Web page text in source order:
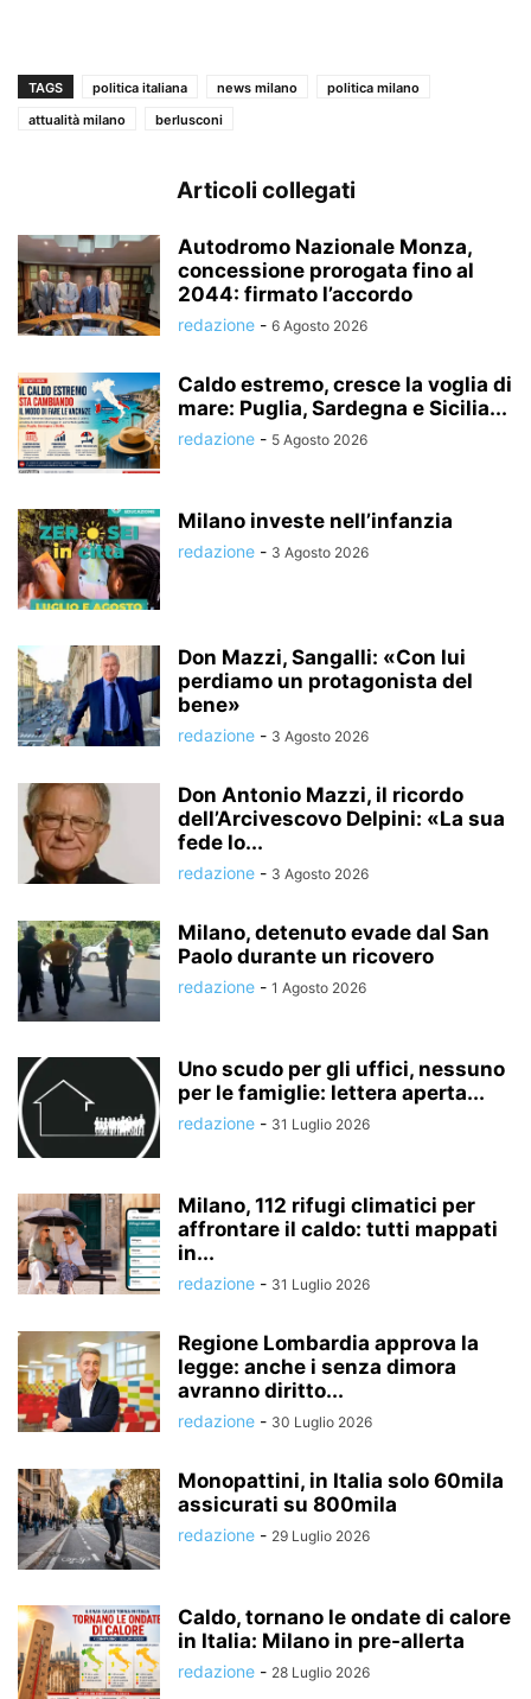
TAGS politica italiana news milano
politica milano
attualità milano
berlusconi
Articoli collegati
Autodromo Nazionale Monza,
concessione prorogata fino al
2044: firmato l’accordo
redazione - 6 Agosto 2026
Caldo estremo, cresce la voglia di
mare: Puglia, Sardegna e Sicilia...
redazione - 5 Agosto 2026
Milano investe nell’infanzia
redazione - 3 Agosto 2026
Don Mazzi, Sangalli: «Con lui
perdiamo un protagonista del
bene»
redazione - 3 Agosto 2026
Don Antonio Mazzi, il ricordo
dell’Arcivescovo Delpini: «La sua
fede lo...
redazione - 3 Agosto 2026
Milano, detenuto evade dal San
Paolo durante un ricovero
redazione - 1 Agosto 2026
Uno scudo per gli uffici, nessuno
per le famiglie: lettera aperta...
redazione - 31 Luglio 2026
Milano, 112 rifugi climatici per
affrontare il caldo: tutti mappati
in...
redazione - 31 Luglio 2026
Regione Lombardia approva la
legge: anche i senza dimora
avranno diritto...
redazione - 30 Luglio 2026
Monopattini, in Italia solo 60mila
assicurati su 800mila
redazione - 29 Luglio 2026
Caldo, tornano le ondate di calore
in Italia: Milano in pre-allerta
redazione - 28 Luglio 2026